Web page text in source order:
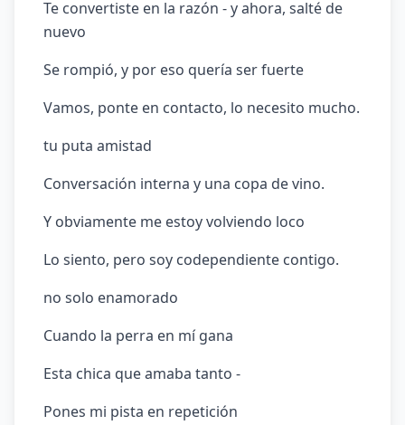
Te convertiste en la razón - y ahora, salté de
nuevo
Se rompió, y por eso quería ser fuerte
Vamos, ponte en contacto, lo necesito mucho.
tu puta amistad
Conversación interna y una copa de vino.
Y obviamente me estoy volviendo loco
Lo siento, pero soy codependiente contigo.
no solo enamorado
Cuando la perra en mí gana
Esta chica que amaba tanto -
Pones mi pista en repetición